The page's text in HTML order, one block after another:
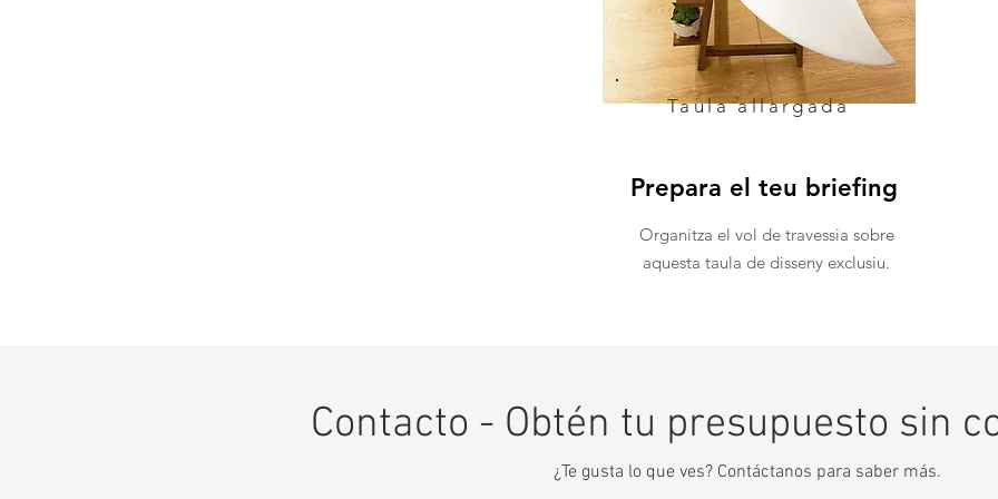
Taula allargada
Prepara el teu briefing
Organitza el vol de travessia sobre
aquesta taula de disseny exclusiu.
Contacto - Obtén tu presupuesto sin
¿Te gusta lo que ves? Contáctanos para saber más.